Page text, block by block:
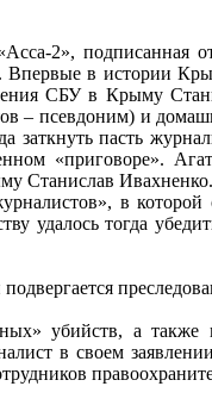
2»,
в истории
СБУ в Крыму
– псевдоним) и
заткнуть пасть
«приговоре».
Станислав Ивахненко.
в
тогда
убийств, а
в своем